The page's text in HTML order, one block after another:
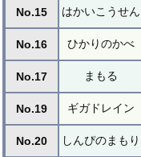
No.15 はかいこうせん
No.16 ひかりのかべ
No.17 まもる
No.19 ギガドレイン
No.20 しんぴのまもり